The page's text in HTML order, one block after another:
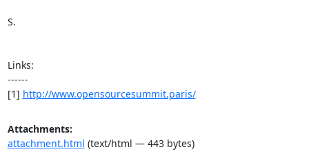
S.
Links:
------
[1] http://www.opensourcesummit.paris/
Attachments:
attachment.html (text/html — 443 bytes)